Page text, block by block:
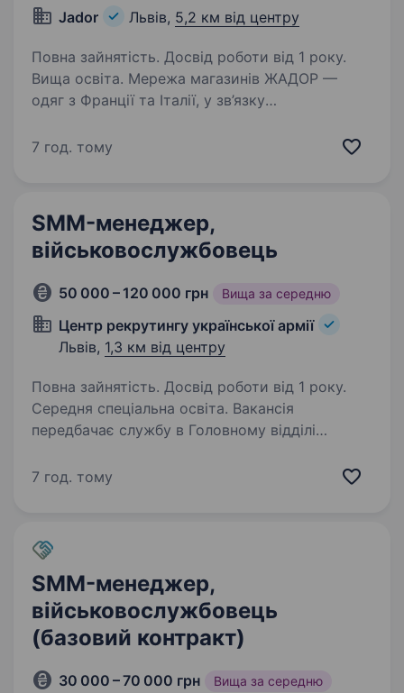
Jador Львів, 5,2 км від центру
Повна зайнятість. Досвід роботи від 1 року.
Вища освіта. Мережа магазинів ЖАДОР —
одяг з Франції та Італії, у зв’язку
SMM-менеджера Запрошуємо до нашої
7 год. тому
SMM-менеджер,
військовослужбовець
50 000 – 120 000 грн Вища за середню
Центр рекрутингу української армії
Львів, 1,3 км від центру
Повна зайнятість. Досвід роботи від 1 року.
Середня спеціальна освіта. Вакансія
передбачає службу в Головному відділі
Ми — підрозділ, який за 2025 рік уразив більш
7 год. тому
SMM-менеджер,
військовослужбовець
(базовий контракт)
30 000 – 70 000 грн Вища за середню